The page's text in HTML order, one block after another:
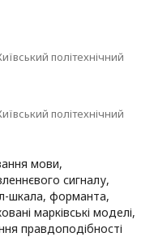
політехнічний
політехнічний
мови,
сигналу,
шкала, форманта,
марківські моделі,
правдоподібності